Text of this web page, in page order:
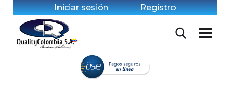
Iniciar sesión Registro